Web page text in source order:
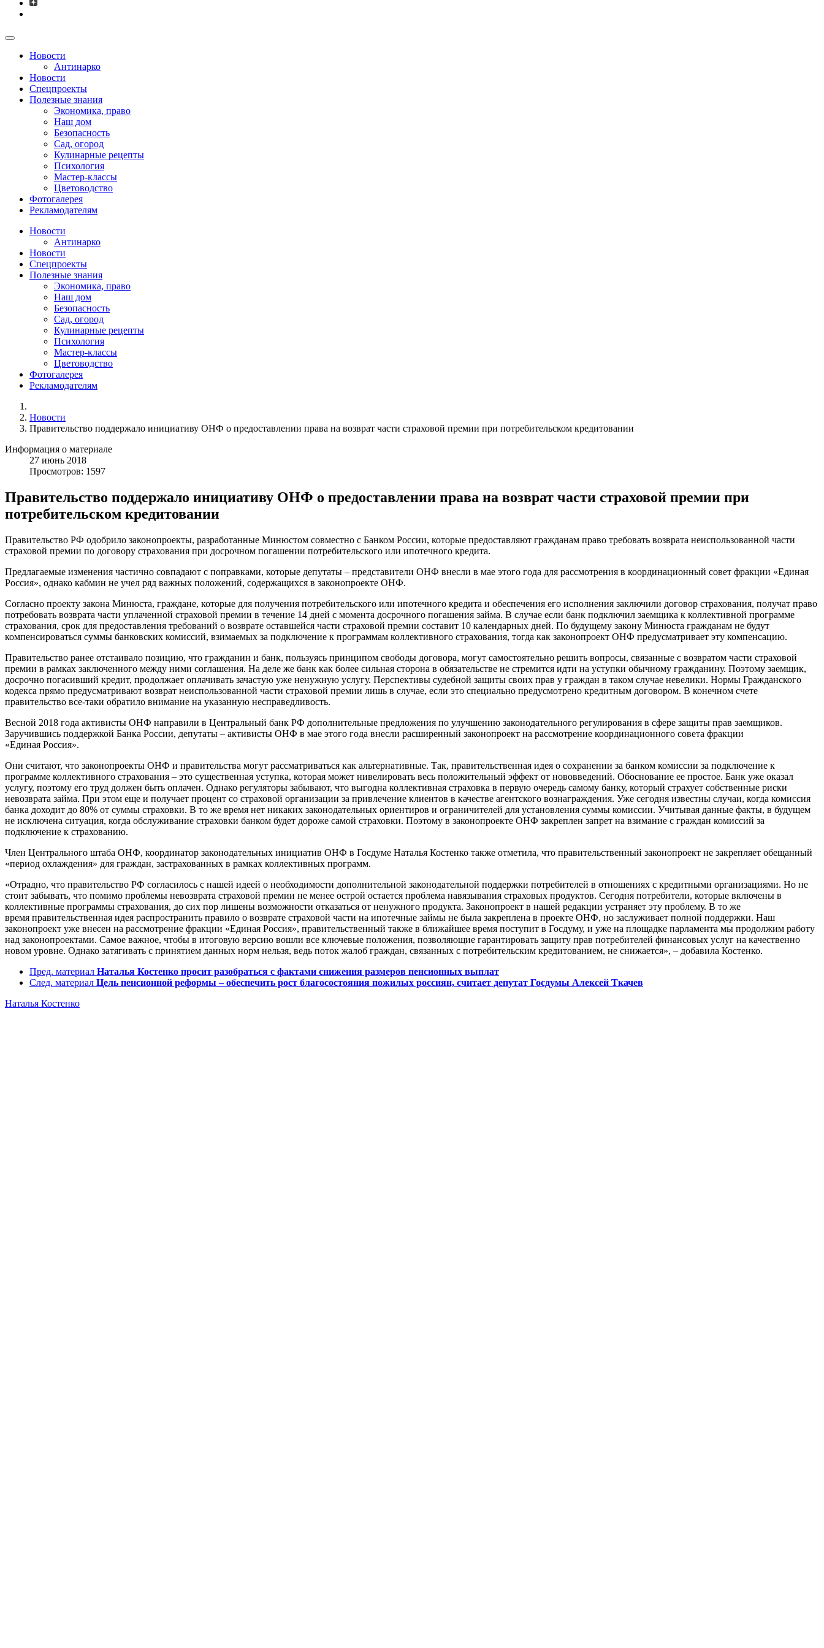
Новости
Антинарко
Новости
Спецпроекты
Полезные знания
Экономика, право
Наш дом
Безопасность
Сад, огород
Кулинарные рецепты
Психология
Мастер-классы
Цветоводство
Фотогалерея
Рекламодателям
Новости
Антинарко
Новости
Спецпроекты
Полезные знания
Экономика, право
Наш дом
Безопасность
Сад, огород
Кулинарные рецепты
Психология
Мастер-классы
Цветоводство
Фотогалерея
Рекламодателям
Новости
Правительство поддержало инициативу ОНФ о предоставлении права на возврат части страховой премии при потребительском кредитовании
Информация о материале
27 июнь 2018
Просмотров: 1597
Правительство поддержало инициативу ОНФ о предоставлении права на возврат части страховой премии при
потребительском кредитовании
Правительство РФ одобрило законопроекты, разработанные Минюстом совместно с Банком России, которые предоставляют гражданам право требовать возврата неиспользованной части
страховой премии по договору страхования при досрочном погашении потребительского или ипотечного кредита.
Предлагаемые изменения частично совпадают с поправками, которые депутаты – представители ОНФ внесли в мае этого года для рассмотрения в координационный совет фракции «Единая
Россия», однако кабмин не учел ряд важных положений, содержащихся в законопроекте ОНФ.
Согласно проекту закона Минюста, граждане, которые для получения потребительского или ипотечного кредита и обеспечения его исполнения заключили договор страхования, получат право
потребовать возврата части уплаченной страховой премии в течение 14 дней с момента досрочного погашения займа. В случае если банк подключил заемщика к коллективной программе
страхования, срок для предоставления требований о возврате оставшейся части страховой премии составит 10 календарных дней. По будущему закону Минюста гражданам не будут
компенсироваться суммы банковских комиссий, взимаемых за подключение к программам коллективного страхования, тогда как законопроект ОНФ предусматривает эту компенсацию.
Правительство ранее отстаивало позицию, что гражданин и банк, пользуясь принципом свободы договора, могут самостоятельно решить вопросы, связанные с возвратом части страховой
премии в рамках заключенного между ними соглашения. На деле же банк как более сильная сторона в обязательстве не стремится идти на уступки обычному гражданину. Поэтому заемщик,
досрочно погасивший кредит, продолжает оплачивать зачастую уже ненужную услугу. Перспективы судебной защиты своих прав у граждан в таком случае невелики. Нормы Гражданского
кодекса прямо предусматривают возврат неиспользованной части страховой премии лишь в случае, если это специально предусмотрено кредитным договором. В конечном счете
правительство все-таки обратило внимание на указанную несправедливость.
Весной 2018 года активисты ОНФ направили в Центральный банк РФ дополнительные предложения по улучшению законодательного регулирования в сфере защиты прав заемщиков.
Заручившись поддержкой Банка России, депутаты – активисты ОНФ в мае этого года внесли расширенный законопроект на рассмотрение координационного совета фракции
«Единая Россия».
Они считают, что законопроекты ОНФ и правительства могут рассматриваться как альтернативные. Так, правительственная идея о сохранении за банком комиссии за подключение к
программе коллективного страхования – это существенная уступка, которая может нивелировать весь положительный эффект от нововведений. Обоснование ее простое. Банк уже оказал
услугу, поэтому его труд должен быть оплачен. Однако регуляторы забывают, что выгодна коллективная страховка в первую очередь самому банку, который страхует собственные риски
невозврата займа. При этом еще и получает процент со страховой организации за привлечение клиентов в качестве агентского вознаграждения. Уже сегодня известны случаи, когда комиссия
банка доходит до 80% от суммы страховки. В то же время нет никаких законодательных ориентиров и ограничителей для установления суммы комиссии. Учитывая данные факты, в будущем
не исключена ситуация, когда обслуживание страховки банком будет дороже самой страховки. Поэтому в законопроекте ОНФ закреплен запрет на взимание с граждан комиссий за
подключение к страхованию.
Член Центрального штаба ОНФ, координатор законодательных инициатив ОНФ в Госдуме Наталья Костенко также отметила, что правительственный законопроект не закрепляет обещанный
«период охлаждения» для граждан, застрахованных в рамках коллективных программ.
«Отрадно, что правительство РФ согласилось с нашей идеей о необходимости дополнительной законодательной поддержки потребителей в отношениях с кредитными организациями. Но не
стоит забывать, что помимо проблемы невозврата страховой премии не менее острой остается проблема навязывания страховых продуктов. Сегодня потребители, которые включены в
коллективные программы страхования, до сих пор лишены возможности отказаться от ненужного продукта. Законопроект в нашей редакции устраняет эту проблему. В то же
время правительственная идея распространить правило о возврате страховой части на ипотечные займы не была закреплена в проекте ОНФ, но заслуживает полной поддержки. Наш
законопроект уже внесен на рассмотрение фракции «Единая Россия», правительственный также в ближайшее время поступит в Госдуму, и уже на площадке парламента мы продолжим работу
над законопроектами. Самое важное, чтобы в итоговую версию вошли все ключевые положения, позволяющие гарантировать защиту прав потребителей финансовых услуг на качественно
новом уровне. Однако затягивать с принятием данных норм нельзя, ведь поток жалоб граждан, связанных с потребительским кредитованием, не снижается», – добавила Костенко.
Пред. материал Наталья Костенко просит разобраться с фактами снижения размеров пенсионных выплат
След. материал Цель пенсионной реформы – обеспечить рост благосостояния пожилых россиян, считает депутат Госдумы Алексей Ткачев
Наталья Костенко